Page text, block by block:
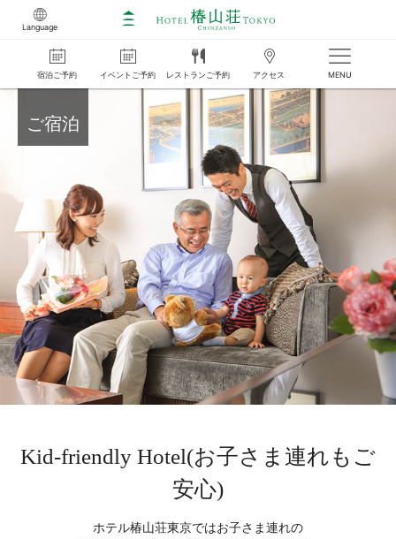
Language
宿泊ご予約 イベント ご予約 レストラン ご予約 アクセス MENU
ご宿泊
Kid-friendly Hotel(お子さま連れもご
安心)
ホテル椿山荘東京ではお子さま連れの